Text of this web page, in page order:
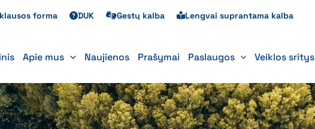
forma DUK Gestų kalba Lengvai suprantama kalba
Apie mus Naujienos Prašymai Paslaugos Veiklos sritys